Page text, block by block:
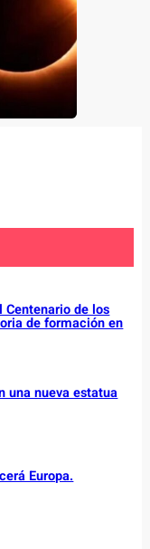
Centenario de los
de formación en
una nueva estatua
Europa.